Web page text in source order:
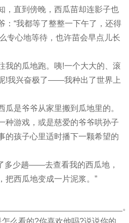
，直到傍晚，西瓜苗却连影子也
：“我都等了整整一下午了，还得
专心地等待，也许苗会早点儿长
我的瓜地跑。咦!一个大大的、滚
!我兴奋极了——我种出了世界上
是爷爷从家里搬到瓜地里的。
种游戏，或是慈爱的爷爷哄孙子
的孩子心里适时播下一颗希望的
多少趟——去查看我的西瓜地，
把西瓜地变成一片泥浆。”
么看的?你喜欢他吗?说说你的